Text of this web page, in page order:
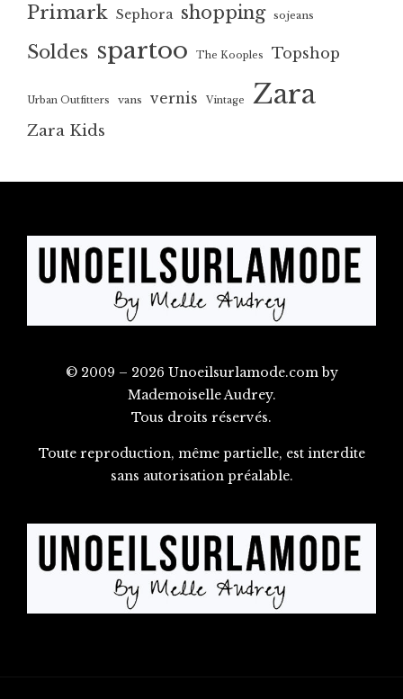
Primark Sephora shopping sojeans
Soldes spartoo The Kooples Topshop
Urban Outfitters vans vernis Vintage Zara
Zara Kids
© 2009 – 2026 Unoeilsurlamode.com by
Mademoiselle Audrey.
Tous droits réservés.
Toute reproduction, même partielle, est interdite
sans autorisation préalable.